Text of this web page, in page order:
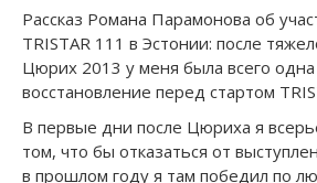
Рассказ Романа Парамонова об
TRISTAR 111 в Эстонии: после
Цюрих 2013 у меня была всего
восстановление перед стартом
В первые дни после Цюриха я
том, что бы отказаться от
в прошлом году я там победил по